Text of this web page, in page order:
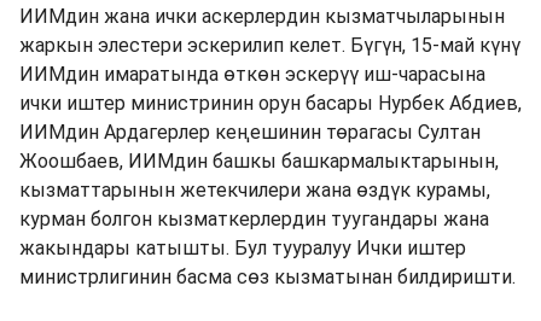
ИИМдин жана ички аскерлердин кызматчыларынын
жаркын элестери эскерилип келет. Бүгүн, 15-май күнү
ИИМдин имаратында өткөн эскерүү иш-чарасына
ички иштер министринин орун басары Нурбек Абдиев,
ИИМдин Ардагерлер кеңешинин төрагасы Султан
Жоошбаев, ИИМдин башкы башкармалыктарынын,
кызматтарынын жетекчилери жана өздүк курамы,
курман болгон кызматкерлердин туугандары жана
жакындары катышты. Бул тууралуу Ички иштер
министрлигинин басма сөз кызматынан билдиришти.